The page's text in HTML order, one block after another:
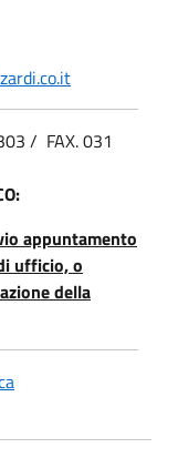
/ FAX. 031
appuntamento
ufficio, o
della